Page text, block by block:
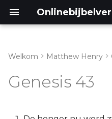
Welkom Matthew Henry
Genesis 43